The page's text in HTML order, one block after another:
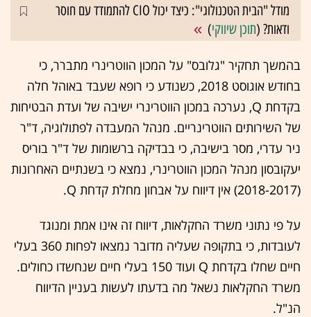
מודל "הבית הטכנולוגי": כיצד יכול CIO להתמודד עם חוסר
ודאות? (תוכן שיווקי)
בהמשך תחקיר "גלובס" על המכון הווטרינרי מתברר, כי
בחודש אוגוסט 2018, כשנודע כי רופא שעבד באוהל חלה
בקדחת Q, נערכה במכון הווטרינרי ישיבה של ועדת הבטיחות
של השירותים הווטרינריים. מנהל המעבדה לפתולוגיה, ד"ר
ניר עדרי, מסר בישיבה, כי בבדיקה ברשומות של ד"ר בוריס
יעקובסון מנהל המכון הווטרינרי, נמצא כי בשנתיים האחרונות
(2018-2017) אין דיווח על אבחון מחלת קדחת Q.
על פי נתוני משרד החקלאות, דיווח זה אינו אמת ומנוגד
לעובדות, כי בתקופה שעליה מדובר נמצאו לפחות 360 בעלי
חיים שחלו בקדחת Q ועוד 150 בעלי חיים שנחשדו כחולים.
משרד החקלאות נשאל מה בדעתו לעשות בעניין הדיווח
הנ"ל.